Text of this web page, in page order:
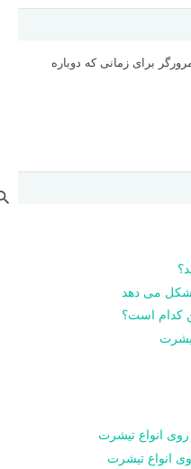
برای زمانی که دوباره
کدام است؟
انواع تیشرت
انواع تیشرت